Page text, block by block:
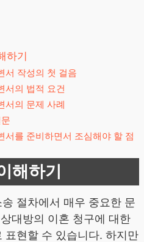
하기
서 작성의 첫 걸음
서의 법적 요건
서의 문제 사례
서를 준비하면서 조심해야 할 점
해하기
절차에서 매우 중요한 문
대방의 이혼 청구에 대한
표현할 수 있습니다. 하지만